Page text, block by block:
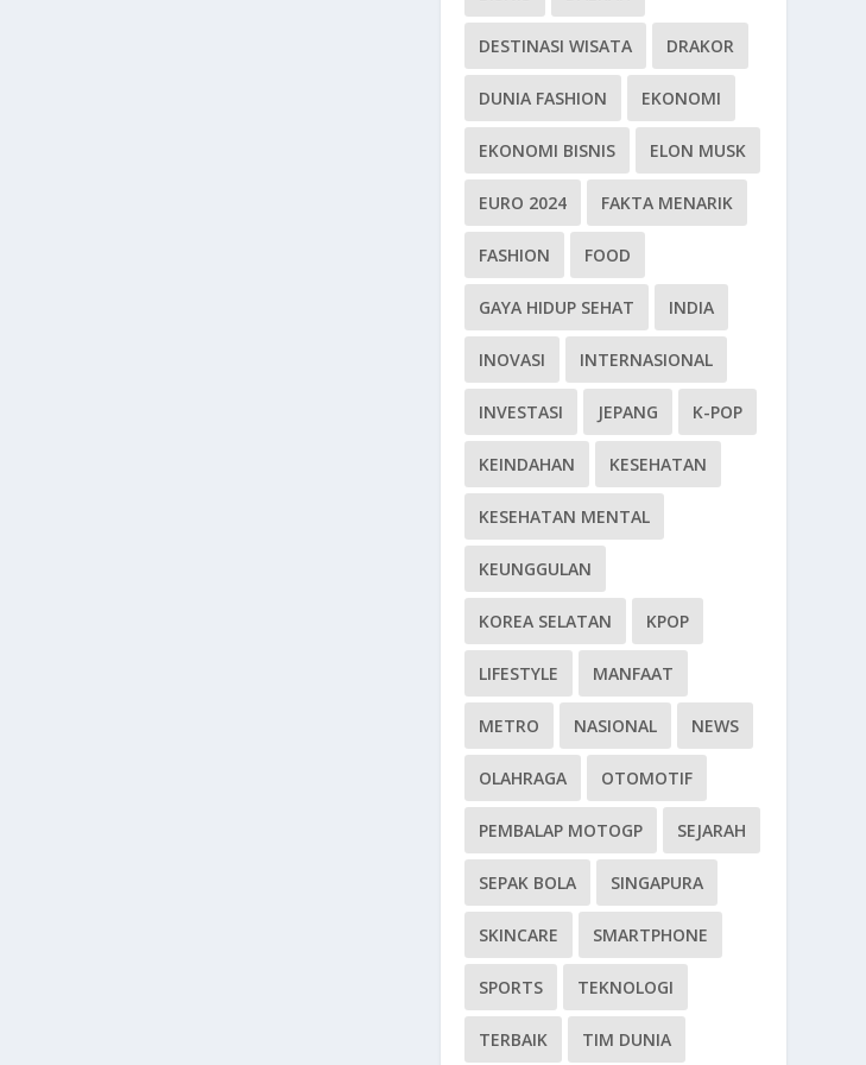
DESTINASI WISATA DRAKOR
DUNIA FASHION EKONOMI
EKONOMI BISNIS ELON MUSK
EURO 2024 FAKTA MENARIK
FASHION FOOD
GAYA HIDUP SEHAT INDIA
INOVASI INTERNASIONAL
INVESTASI JEPANG K-POP
KEINDAHAN KESEHATAN
KESEHATAN MENTAL
KEUNGGULAN
KOREA SELATAN KPOP
LIFESTYLE MANFAAT
METRO NASIONAL NEWS
OLAHRAGA OTOMOTIF
PEMBALAP MOTOGP SEJARAH
SEPAK BOLA SINGAPURA
SKINCARE SMARTPHONE
SPORTS TEKNOLOGI
TERBAIK TIM DUNIA